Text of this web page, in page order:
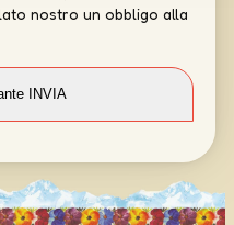
nostro un obbligo alla